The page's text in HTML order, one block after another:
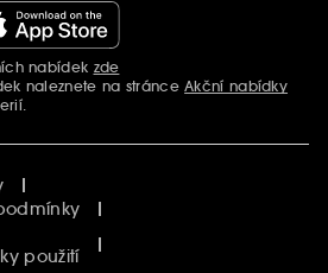
nabídek zde
naleznete na stránceAkční nabídky
použití